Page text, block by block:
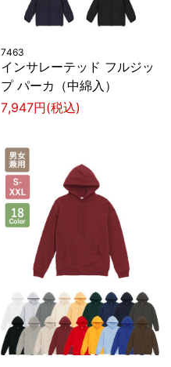
7463
インサレーテッド フルジッ
プ パーカ（中綿入）
7,947円(税込)